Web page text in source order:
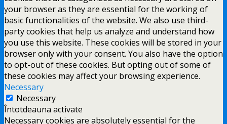
your browser as they are essential for the working of
basic functionalities of the website. We also use third-
party cookies that help us analyze and understand how
you use this website. These cookies will be stored in your
browser only with your consent. You also have the option
to opt-out of these cookies. But opting out of some of
these cookies may affect your browsing experience.
Necessary
Necessary
Întotdeauna activate
Necessary cookies are absolutely essential for the